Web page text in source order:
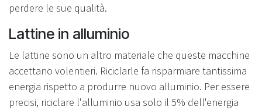
perdere le sue qualità.
Lattine in alluminio
Le lattine sono un altro materiale che queste macchine
accettano volentieri. Riciclarle fa risparmiare tantissima
energia rispetto a produrre nuovo alluminio. Per essere
precisi, riciclare l'alluminio usa solo il 5% dell'energia